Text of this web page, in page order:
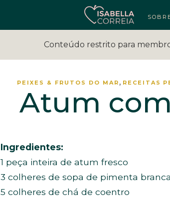
Conteúdo restrito para
PEIXES & FRUTOS DO MAR , RECEITAS
Atum
Ingredientes:
1 peça inteira de atum fresco
3 colheres de sopa de pimenta branca
5 colheres de chá de coentro